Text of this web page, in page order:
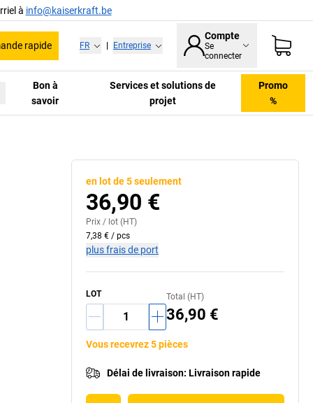
à info@kaiserkraft.be
rapide FR Entreprise
Compte
Se
connecter
Bon à
savoir
Services et solutions de
projet
Promo
%
en lot de 5 seulement
36,90 €
Prix / lot (HT)
7,38 € / pcs
plus frais de port
LOT Total (HT)
36,90 €
Vous recevrez 5 pièces
Délai de livraison: Livraison rapide